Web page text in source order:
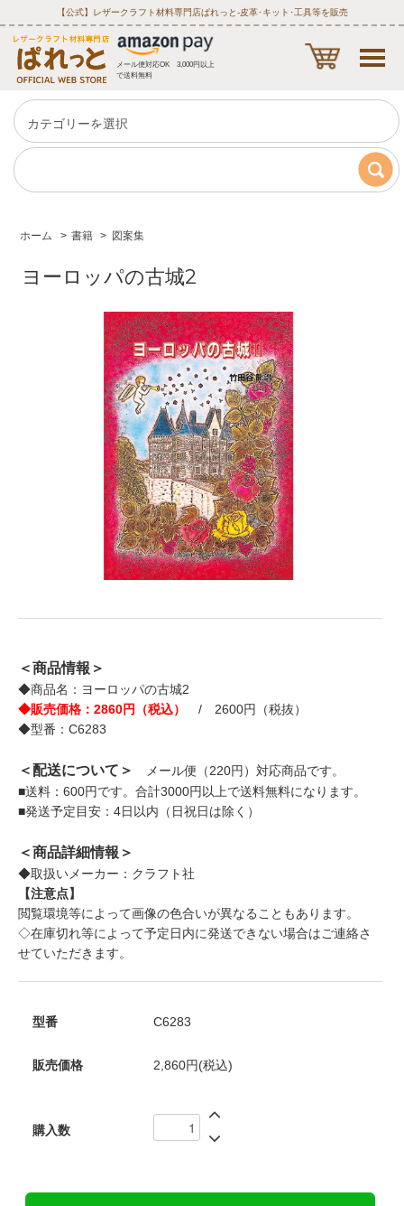
【公式】レザークラフト材料専門店ぱれっと‐皮革･キット･工具等を販売
メール便対応OK 3,000円以上
で送料無料
ホーム > 書籍 > 図案集
ヨーロッパの古城2
＜商品情報＞
◆商品名：ヨーロッパの古城2
◆販売価格：2860円（税込）
/ 2600円（税抜）
◆型番：C6283
＜配送について＞
メール便（220円）対応商品です。
■送料：600円です。合計3000円以上で送料無料になります。
■発送予定目安：4日以内（日祝日は除く）
＜商品詳細情報＞
◆取扱いメーカー：クラフト社
【注意点】
閲覧環境等によって画像の色合いが異なることもあります。
◇在庫切れ等によって予定日内に発送できない場合はご連絡さ
せていただきます。
型番 C6283
販売価格 2,860円(税込)
購入数